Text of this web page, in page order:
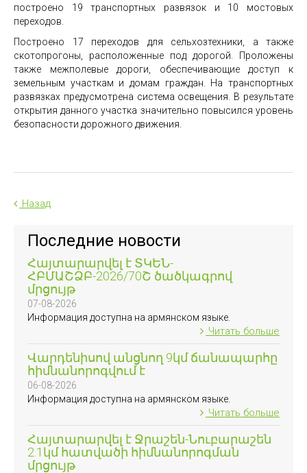
построено 19 транспортных развязок и 10 мостовых
переходов.
Построено 17 переходов для сельхозтехники, а также
скотопрогоны, расположенные под дорогой. Проложены
также межполевые дороги, обеспечивающие доступ к
земельным участкам и домам граждан. На транспортных
развязках предусмотрена система освещения. В результате
открытия данного участка значительно повысился уровень
безопасности дорожного движения.
Назад
Последние новости
Հայտարարվել է ՏԿԵՆ-
ՀԲՄԱՇՁԲ-2026/70Շ ծածկագրով
մրցույթ
07-08-2026
Информация доступна на армянском языке.
Читать больше
Վարդենիսով անցնող 9կմ ճանապարհը
հիմնանորոգվում է
06-08-2026
Информация доступна на армянском языке.
Читать больше
Հայտարարվել է Ջրաշեն-Նուբարաշեն
2.1կմ հատվածի հիմնանորոգման
մրցույթ